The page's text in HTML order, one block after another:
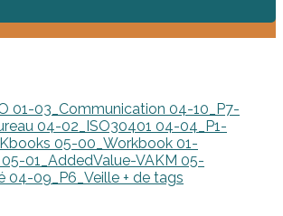
01-03_Communication 04-10_P7-
04-02_ISO30401 04-04_P1-
05-00_Workbook 01-
05-01_AddedValue-VAKM 05-
04-09_P6_Veille + de tags